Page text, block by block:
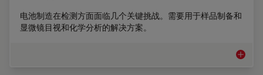
电池制造在检测方面面临几个关键挑战。需要用于样品制备和
显微镜目视和化学分析的解决方案。
电池制